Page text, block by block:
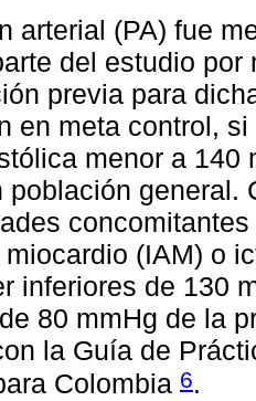
arterial (PA) fue
del estudio
previa para
en meta control,
menor a 140
población general.
miocardio (IAM) o
inferiores de 130
80 mmHg de la
la Guía de
Colombia 6.